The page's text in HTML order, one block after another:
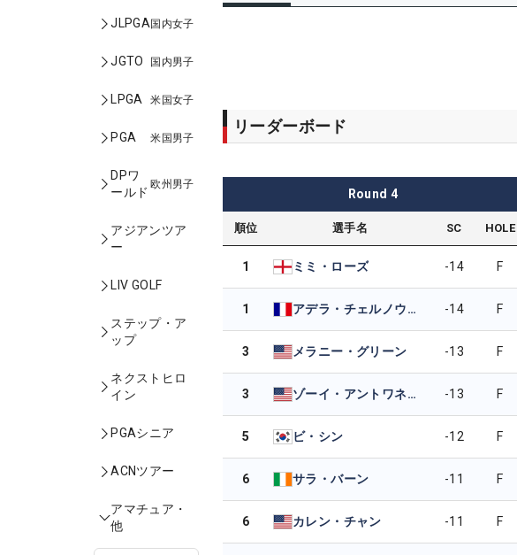
JLPGA国内女子
JGTO 国内男子
LPGA 米国女子
PGA 米国男子
DPワ
ールド
欧州男子
アジアンツア
ー
LIV GOLF
ステップ・ア
ップ
ネクストヒロ
イン
PGAシニア
ACNツアー
アマチュア・
他
リーダーボード
Round 4
順位 選手名 SC HOLE
1 ミミ・ローズ -14 F
1 アデラ・チェルノウセク -14 F
3 メラニー・グリーン -13 F
3 ゾーイ・アントワネット・カンポス -13 F
5 ビ・シン -12 F
6 サラ・バーン -11 F
6 カレン・チャン -11 F